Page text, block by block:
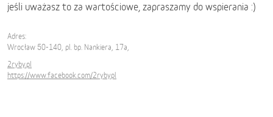
jeśli uważasz to za wartościowe, zapraszamy do wspierania :)
Adres:
Wrocław 50-140, pl. bp. Nankiera, 17a,
2ryby.pl
https://www.facebook.com/2rybypl